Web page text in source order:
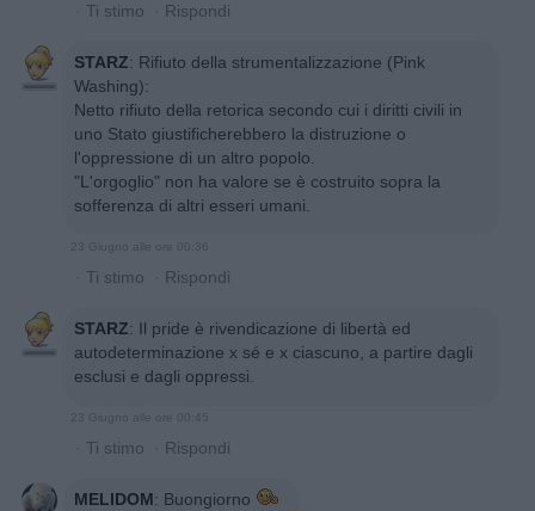
· Ti stimo · Rispondi
STARZ: Rifiuto della strumentalizzazione (Pink
Washing):
Netto rifiuto della retorica secondo cui i diritti civili in
uno Stato giustificherebbero la distruzione o
l'oppressione di un altro popolo.
"L'orgoglio" non ha valore se è costruito sopra la
sofferenza di altri esseri umani.
23 Giugno alle ore 00:36
· Ti stimo · Rispondi
STARZ: Il pride è rivendicazione di libertà ed
autodeterminazione x sé e x ciascuno, a partire dagli
esclusi e dagli oppressi.
23 Giugno alle ore 00:45
· Ti stimo · Rispondi
MELIDOM: Buongiorno